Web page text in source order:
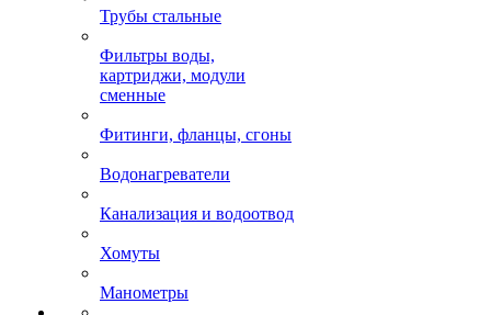
Трубы стальные
Фильтры воды,
картриджи, модули
сменные
Фитинги, фланцы, сгоны
Водонагреватели
Канализация и водоотвод
Хомуты
Манометры